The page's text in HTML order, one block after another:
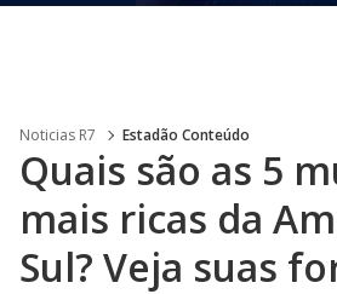
Noticias R7 Estadão Conteúdo
Quais são as 5
mais ricas da
Sul? Veja suas